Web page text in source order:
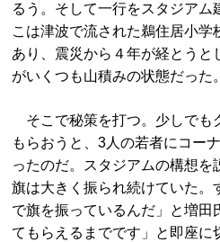
るう。そして一行をスタジアム
こは津波で流された鵜住居小
あり、震災から４年が経とうと
がいくつも山積みの状態だった。
そこで秘策を打つ。少しでも
もらおうと、3人の若者にコー
ったのだ。スタジアムの構想
旗は大きく振られ続けていた。
で旗を振っているんだ」と増田
てもらえるまでです」と即座に